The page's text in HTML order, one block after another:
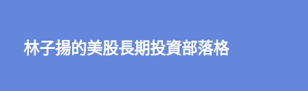
林子揚的美股長期投資部落格